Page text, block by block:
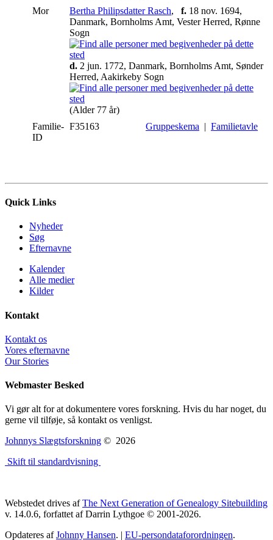
Mor
Bertha Philipsdatter Rasch, f. 18 nov. 1694,
Danmark, Bornholms Amt, Vester Herred, Rønne
Sogn
d. 2 jun. 1772, Danmark, Bornholms Amt, Sønder
Herred, Aakirkeby Sogn
(Alder 77 år)
Familie-
ID
F35163 Gruppeskema | Familietavle
Quick Links
Nyheder
Søg
Efternavne
Kalender
Alle medier
Kilder
Kontakt
Kontakt os
Vores efternavne
Our Stories
Webmaster Besked
Vi gør alt for at dokumentere vores forskning. Hvis du har noget, du
gerne vil tilføje, så kontakt os venligst.
Johnnys Slægtsforskning © 2026
Skift til standardvisning
Webstedet drives afThe Next Generation of Genealogy Sitebuilding
v. 14.0.6, forfattet af Darrin Lythgoe © 2001-2026.
Opdateres afJohnny Hansen. | EU-persondataforordningen.